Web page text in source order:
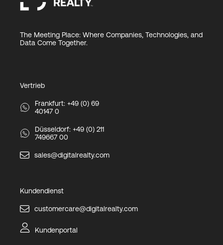
The Meeting Place: Where Companies, Technologies, and
Data Come Together.
Vertrieb
Frankfurt: +49 (0) 69
40147 0
Düsseldorf: +49 (0) 211
749667 00
sales@digitalrealty.com
Kundendienst
customercare@digitalrealty.com
Kundenportal